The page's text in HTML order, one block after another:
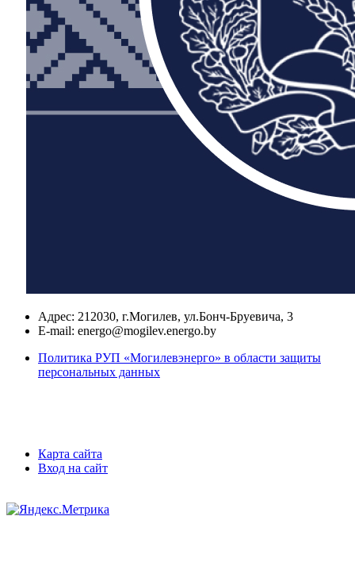
Адрес: 212030, г.Могилев, ул.Бонч-Бруевича, 3
E-mail: energo@mogilev.energo.by
Политика РУП «Могилевэнерго» в области защиты
персональных данных
Карта сайта
Вход на сайт